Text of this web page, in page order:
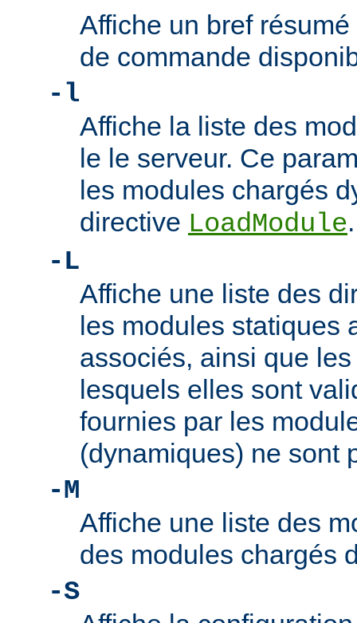
Affiche un bref
de commande
-l
Affiche la liste des
le le serveur. Ce
les modules chargés
directive LoadModule.
-L
Affiche une liste des
les modules statiques
associés, ainsi que
lesquels elles sont
fournies par les
(dynamiques) ne sont
-M
Affiche une liste des
des modules chargés
-S